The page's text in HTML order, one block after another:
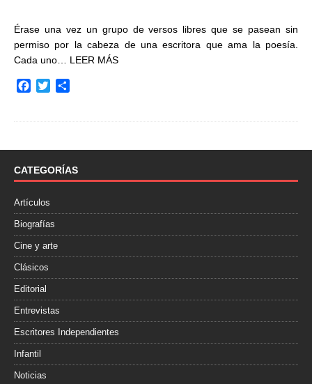
Érase una vez un grupo de versos libres que se pasean sin
permiso por la cabeza de una escritora que ama la poesía.
Cada uno… LEER MÁS
o
k
r
t
i
CATEGORÍAS
Artículos
Biografías
Cine y arte
Clásicos
Editorial
Entrevistas
Escritores Independientes
Infantil
Noticias